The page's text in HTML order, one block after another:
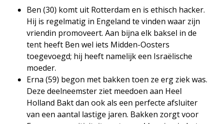
Ben (30) komt uit Rotterdam en is ethisch hacker.
Hij is regelmatig in Engeland te vinden waar zijn
vriendin promoveert. Aan bijna elk baksel in de
tent heeft Ben wel iets Midden-Oosters
toegevoegd; hij heeft namelijk een Israëlische
moeder.
Erna (59) begon met bakken toen ze erg ziek was.
Deze deelneemster ziet meedoen aan Heel
Holland Bakt dan ook als een perfecte afsluiter
van een aantal lastige jaren. Bakken zorgt voor